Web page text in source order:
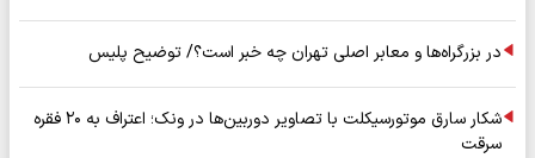
در بزرگراه‌ها و معابر اصلی تهران چه خبر است؟/ توضیح پلیس
شکار سارق موتورسیکلت با تصاویر دوربین‌ها در ونک؛ اعتراف به ۲۰ فقره
سرقت